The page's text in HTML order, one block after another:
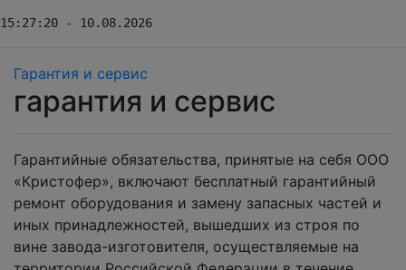
15:27:20 - 10.08.2026
Гарантия и сервис
гарантия и сервис
Гарантийные обязательства, принятые на себя ООО
«Кристофер», включают бесплатный гарантийный
ремонт оборудования и замену запасных частей и
иных принадлежностей, вышедших из строя по
вине завода-изготовителя, осуществляемые на